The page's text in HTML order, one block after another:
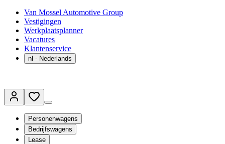
Van Mossel Automotive Group
Vestigingen
Werkplaatsplanner
Vacatures
Klantenservice
nl - Nederlands
Personenwagens
Bedrijfswagens
Lease